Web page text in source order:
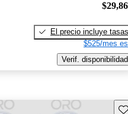
El precio incluye tasas
$525/mes
Verif. disponibilidad